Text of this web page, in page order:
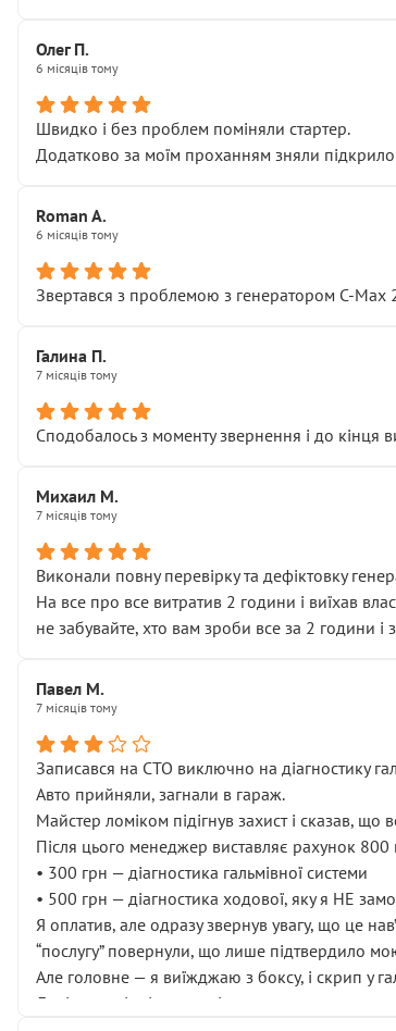
Олег П.
6 місяців тому
Швидко і без проблем поміняли стартер.
Додатково за моїм проханням зняли
Roman A.
6 місяців тому
Звертався з проблемою з генератором C-Max
Галина П.
7 місяців тому
Сподобалось з моменту звернення і до
Михаил М.
7 місяців тому
Виконали повну перевірку та дефіктовку
На все про все витратив 2 години і виїхав
не забувайте, хто вам зроби все за 2 години і
Павел М.
7 місяців тому
Записався на СТО виключно на діагностику
Авто прийняли, загнали в гараж.
Майстер ломіком підігнув захист і сказав, що
Після цього менеджер виставляє рахунок 800
• 300 грн — діагностика гальмівної системи
• 500 грн — діагностика ходової, яку я НЕ
Я оплатив, але одразу звернув увагу, що це
“послугу” повернули, що лише підтвердило
Але головне — я виїжджаю з боксу, і скрип у
Далі ситуація тільки погіршилась: